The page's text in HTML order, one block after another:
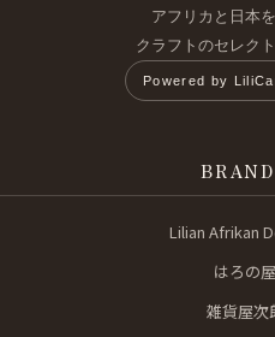
アフリカと日本を
クラフトのセレク
Powered by
Lilian Afrikan
はろの屋
雑貨屋次